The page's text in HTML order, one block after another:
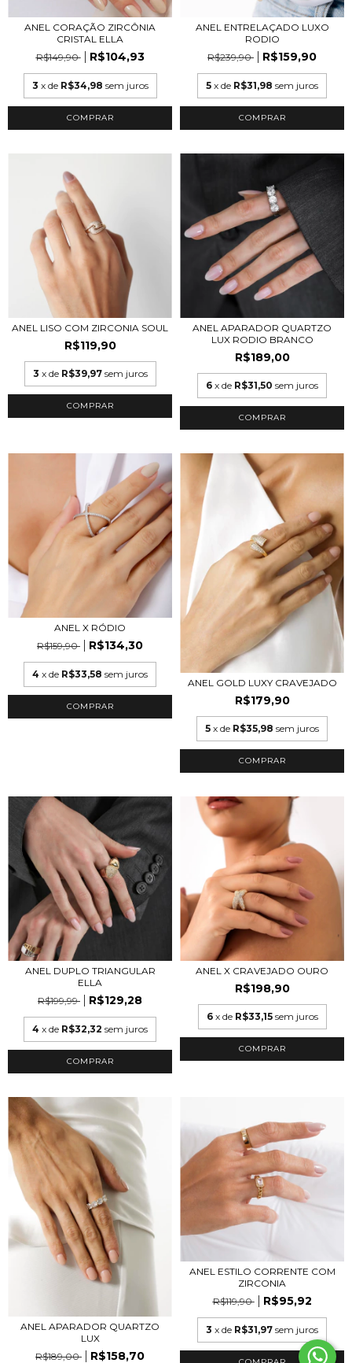
ANEL CORAÇÃO ZIRCÔNIA
CRISTAL ELLA
R$149,90
R$104,93
3 x de R$34,98 sem juros
COMPRAR
ANEL ENTRELAÇADO LUXO
RODIO
R$239,90
R$159,90
5 x de R$31,98 sem juros
COMPRAR
ANEL LISO COM ZIRCONIA SOUL
R$119,90
3 x de R$39,97 sem juros
COMPRAR
ANEL APARADOR QUARTZO
LUX RODIO BRANCO
R$189,00
6 x de R$31,50 sem juros
COMPRAR
ANEL X RÓDIO
R$159,90
R$134,30
4 x de R$33,58 sem juros
COMPRAR
ANEL GOLD LUXY CRAVEJADO
R$179,90
5 x de R$35,98 sem juros
COMPRAR
ANEL DUPLO TRIANGULAR
ELLA
R$199,99
R$129,28
4 x de R$32,32 sem juros
COMPRAR
ANEL X CRAVEJADO OURO
R$198,90
6 x de R$33,15 sem juros
COMPRAR
ANEL APARADOR QUARTZO
LUX
R$189,00
R$158,70
ANEL ESTILO CORRENTE COM
ZIRCONIA
R$119,90
R$95,92
3 x de R$31,97 sem juros